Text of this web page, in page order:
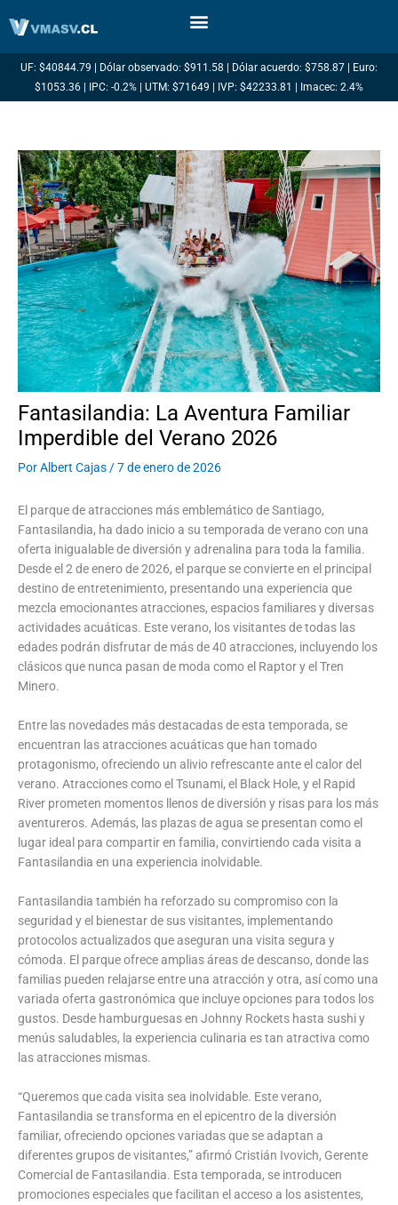
UF: $40844.79 | Dólar observado: $911.58 | Dólar acuerdo: $758.87 | Euro:
$1053.36 | IPC: -0.2% | UTM: $71649 | IVP: $42233.81 | Imacec: 2.4%
Fantasilandia: La Aventura Familiar
Imperdible del Verano 2026
PorAlbert Cajas /7 de enero de 2026
El parque de atracciones más emblemático de Santiago,
Fantasilandia, ha dado inicio a su temporada de verano con una
oferta inigualable de diversión y adrenalina para toda la familia.
Desde el 2 de enero de 2026, el parque se convierte en el principal
destino de entretenimiento, presentando una experiencia que
mezcla emocionantes atracciones, espacios familiares y diversas
actividades acuáticas. Este verano, los visitantes de todas las
edades podrán disfrutar de más de 40 atracciones, incluyendo los
clásicos que nunca pasan de moda como el Raptor y el Tren
Minero.
Entre las novedades más destacadas de esta temporada, se
encuentran las atracciones acuáticas que han tomado
protagonismo, ofreciendo un alivio refrescante ante el calor del
verano. Atracciones como el Tsunami, el Black Hole, y el Rapid
River prometen momentos llenos de diversión y risas para los más
aventureros. Además, las plazas de agua se presentan como el
lugar ideal para compartir en familia, convirtiendo cada visita a
Fantasilandia en una experiencia inolvidable.
Fantasilandia también ha reforzado su compromiso con la
seguridad y el bienestar de sus visitantes, implementando
protocolos actualizados que aseguran una visita segura y
cómoda. El parque ofrece amplias áreas de descanso, donde las
familias pueden relajarse entre una atracción y otra, así como una
variada oferta gastronómica que incluye opciones para todos los
gustos. Desde hamburguesas en Johnny Rockets hasta sushi y
menús saludables, la experiencia culinaria es tan atractiva como
las atracciones mismas.
“Queremos que cada visita sea inolvidable. Este verano,
Fantasilandia se transforma en el epicentro de la diversión
familiar, ofreciendo opciones variadas que se adaptan a
diferentes grupos de visitantes,” afirmó Cristián Ivovich, Gerente
Comercial de Fantasilandia. Esta temporada, se introducen
promociones especiales que facilitan el acceso a los asistentes,